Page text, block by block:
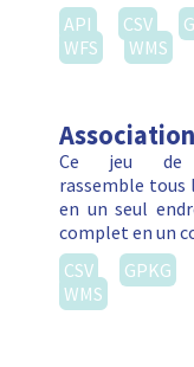
API
CSV
WFS
WMS
Ce jeu de
rassemble tous
en un seul
complet en un
CSV
GPKG
WMS